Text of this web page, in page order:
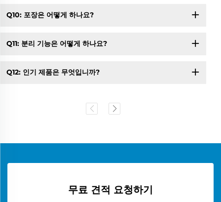
Q10: 포장은 어떻게 하나요?
Q11: 분리 기능은 어떻게 하나요?
Q12: 인기 제품은 무엇입니까?
무료 견적 요청하기